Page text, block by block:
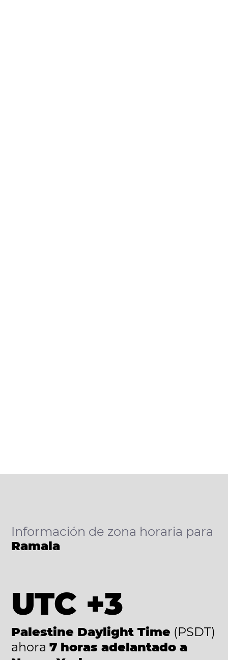
Información de zona horaria para
Ramala
UTC +3
Palestine Daylight Time (PSDT)
ahora 7 horas adelantado a